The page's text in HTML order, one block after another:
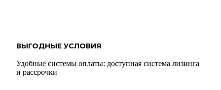
ВЫГОДНЫЕ УСЛОВИЯ
Удобные системы оплаты: доступная система лизинга
и рассрочки